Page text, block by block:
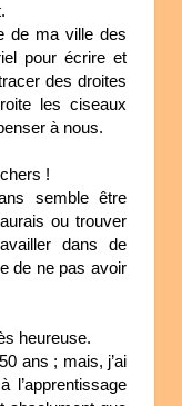
de ma ville des
pour écrire et
des droites
les ciseaux
à nous.
!
semble être
ou trouver
dans de
de ne pas avoir
heureuse.
ans ; mais, j’ai
l’apprentissage